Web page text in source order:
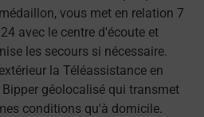
vous met en relation 7
avec le centre d'écoute et
les secours si nécessaire.
la Téléassistance en
géolocalisé qui transmet
conditions qu'à domicile.